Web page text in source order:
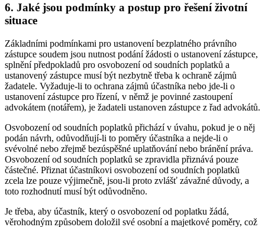
6. Jaké jsou podmínky a postup pro řešení životní
situace
Základními podmínkami pro ustanovení bezplatného právního
zástupce soudem jsou nutnost podání žádosti o ustanovení zástupce,
splnění předpokladů pro osvobození od soudních poplatků a
ustanovený zástupce musí být nezbytně třeba k ochraně zájmů
žadatele. Vyžaduje-li to ochrana zájmů účastníka nebo jde-li o
ustanovení zástupce pro řízení, v němž je povinné zastoupení
advokátem (notářem), je žadateli ustanoven zástupce z řad advokátů.
Osvobození od soudních poplatků přichází v úvahu, pokud je o něj
podán návrh, odůvodňují-li to poměry účastníka a nejde-li o
svévolné nebo zřejmě bezúspěšné uplatňování nebo bránění práva.
Osvobození od soudních poplatků se zpravidla přiznává pouze
částečné. Přiznat účastníkovi osvobození od soudních poplatků
zcela lze pouze výjimečně, jsou-li proto zvlášť závažné důvody, a
toto rozhodnutí musí být odůvodněno.
Je třeba, aby účastník, který o osvobození od poplatku žádá,
věrohodným způsobem doložil své osobní a majetkové poměry, což